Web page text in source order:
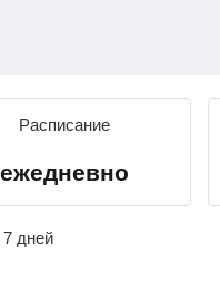
Расписание
ежедневно
дней